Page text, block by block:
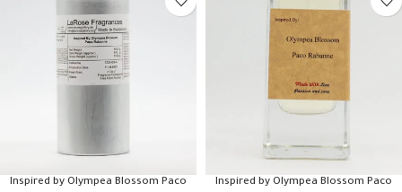
Inspired by Olympea Blossom Paco
Inspired by Olympea Blossom Paco